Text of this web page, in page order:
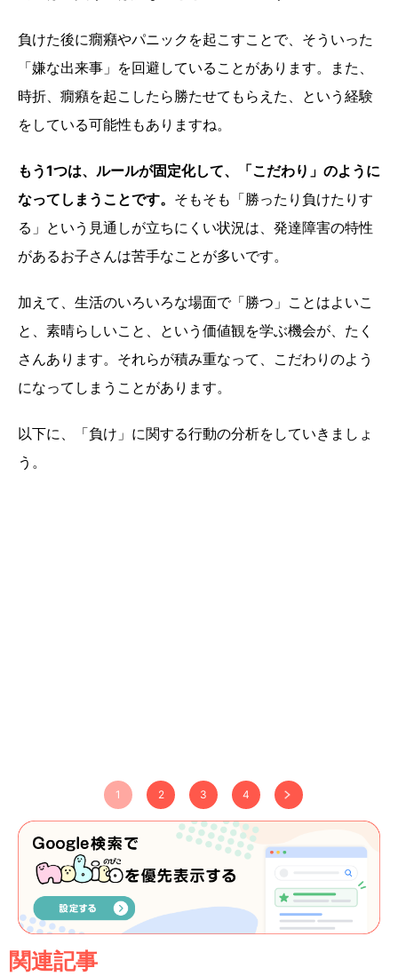
負けた後に癇癪やパニックを起こすことで、そういった
「嫌な出来事」を回避していることがあります。また、
時折、癇癪を起こしたら勝たせてもらえた、という経験
をしている可能性もありますね。
もう1つは、ルールが固定化して、「こだわり」のように
なってしまうことです。 そもそも「勝ったり負けたりす
る」という見通しが立ちにくい状況は、発達障害の特性
があるお子さんは苦手なことが多いです。
加えて、生活のいろいろな場面で「勝つ」ことはよいこ
と、素晴らしいこと、という価値観を学ぶ機会が、たく
さんあります。それらが積み重なって、こだわりのよう
になってしまうことがあります。
以下に、「負け」に関する行動の分析をしていきましょ
う。
1 2 3 4
関連記事